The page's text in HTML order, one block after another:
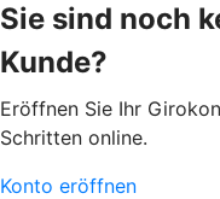
Sie sind noch
Kunde?
Eröffnen Sie Ihr
Schritten online.
Konto eröffnen